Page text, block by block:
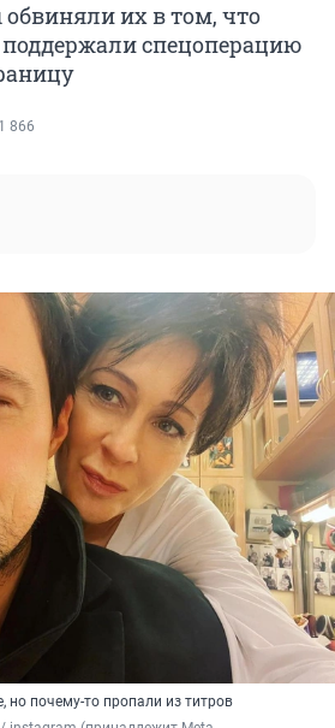
обвиняли их в том, что
спецоперацию
866
но почему-то пропали из титров